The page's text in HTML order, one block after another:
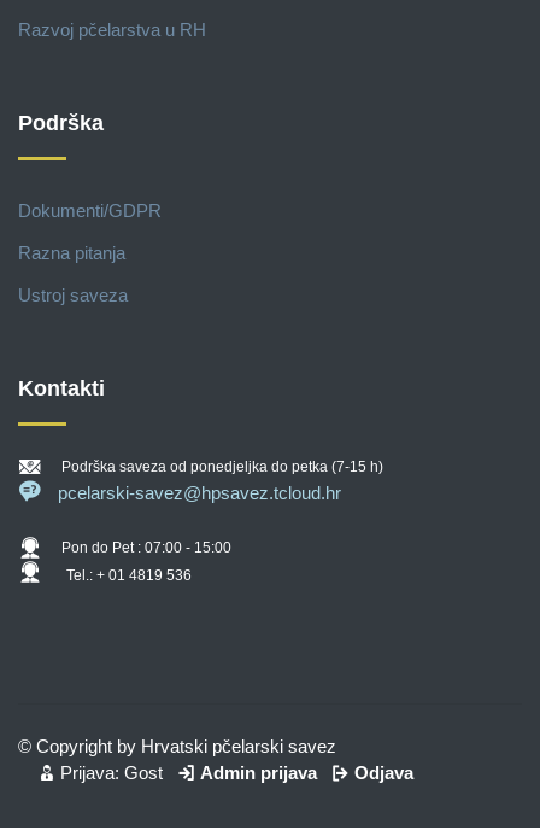
Razvoj pčelarstva u RH
Podrška
Dokumenti/GDPR
Razna pitanja
Ustroj saveza
Kontakti
Podrška saveza od ponedjeljka do petka (7-15 h)
pcelarski-savez@hpsavez.tcloud.hr
Pon do Pet : 07:00 - 15:00
Tel.: + 01 4819 536
© Copyright by Hrvatski pčelarski savez
Prijava: Gost
Admin prijava Odjava